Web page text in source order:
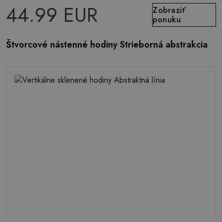
44.99 EUR
Zobraziť
ponuku
Štvorcové nástenné hodiny Strieborná abstrakcia